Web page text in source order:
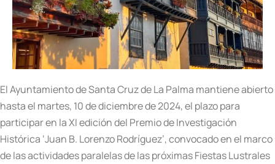
El Ayuntamiento de Santa Cruz de La Palma mantiene abierto
hasta el martes, 10 de diciembre de 2024, el plazo para
participar en la XI edición del Premio de Investigación
Histórica ‘Juan B. Lorenzo Rodríguez’, convocado en el marco
de las actividades paralelas de las próximas Fiestas Lustrales